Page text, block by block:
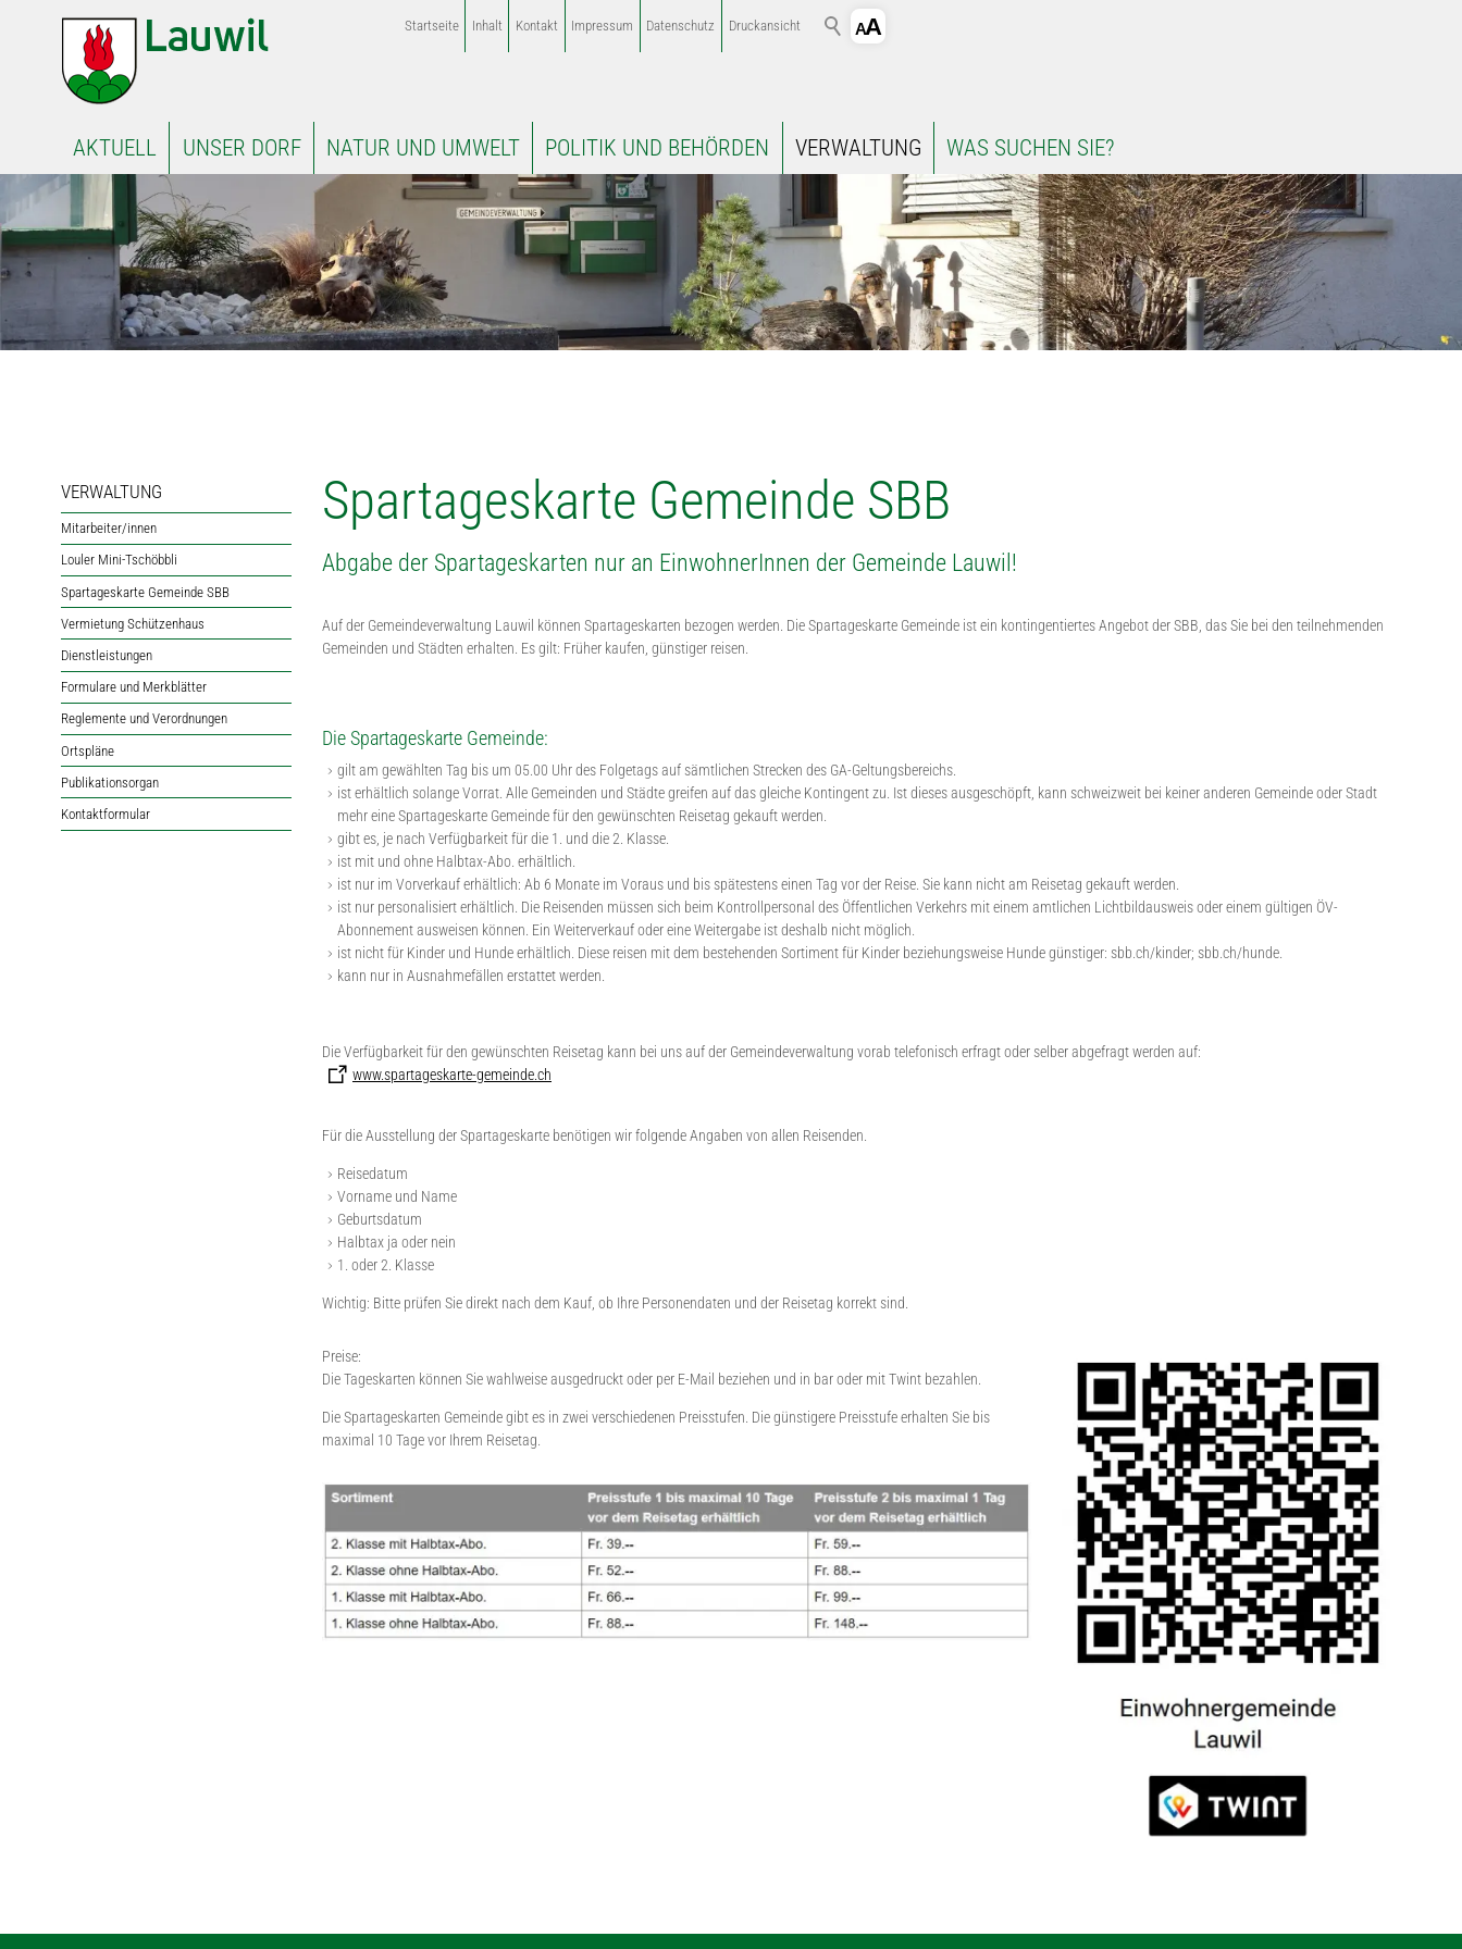
Startseite Inhalt Kontakt Impressum Datenschutz Druckansicht
AKTUELL UNSER DORF NATUR UND UMWELT POLITIK UND BEHÖRDEN VERWALTUNG WAS SUCHEN SIE?
VERWALTUNG
Mitarbeiter/innen
Louler Mini-Tschöbbli
Spartageskarte Gemeinde SBB
Vermietung Schützenhaus
Dienstleistungen
Formulare und Merkblätter
Reglemente und Verordnungen
Ortspläne
Publikationsorgan
Kontaktformular
Spartageskarte Gemeinde SBB
Abgabe der Spartageskarten nur an EinwohnerInnen der Gemeinde Lauwil!
Auf der Gemeindeverwaltung Lauwil können Spartageskarten bezogen werden. Die Spartageskarte Gemeinde ist ein kontingentiertes Angebot der SBB, das Sie bei den teilnehmenden
Gemeinden und Städten erhalten. Es gilt: Früher kaufen, günstiger reisen.
Die Spartageskarte Gemeinde:
gilt am gewählten Tag bis um 05.00 Uhr des Folgetags auf sämtlichen Strecken des GA-Geltungsbereichs.
ist erhältlich solange Vorrat. Alle Gemeinden und Städte greifen auf das gleiche Kontingent zu. Ist dieses ausgeschöpft, kann schweizweit bei keiner anderen Gemeinde oder Stadt
mehr eine Spartageskarte Gemeinde für den gewünschten Reisetag gekauft werden.
gibt es, je nach Verfügbarkeit für die 1. und die 2. Klasse.
ist mit und ohne Halbtax-Abo. erhältlich.
ist nur im Vorverkauf erhältlich: Ab 6 Monate im Voraus und bis spätestens einen Tag vor der Reise. Sie kann nicht am Reisetag gekauft werden.
ist nur personalisiert erhältlich. Die Reisenden müssen sich beim Kontrollpersonal des Öffentlichen Verkehrs mit einem amtlichen Lichtbildausweis oder einem gültigen ÖV-
Abonnement ausweisen können. Ein Weiterverkauf oder eine Weitergabe ist deshalb nicht möglich.
ist nicht für Kinder und Hunde erhältlich. Diese reisen mit dem bestehenden Sortiment für Kinder beziehungsweise Hunde günstiger: sbb.ch/kinder; sbb.ch/hunde.
kann nur in Ausnahmefällen erstattet werden.
Die Verfügbarkeit für den gewünschten Reisetag kann bei uns auf der Gemeindeverwaltung vorab telefonisch erfragt oder selber abgefragt werden auf:
www.spartageskarte-gemeinde.ch
Für die Ausstellung der Spartageskarte benötigen wir folgende Angaben von allen Reisenden.
Reisedatum
Vorname und Name
Geburtsdatum
Halbtax ja oder nein
1. oder 2. Klasse
Wichtig: Bitte prüfen Sie direkt nach dem Kauf, ob Ihre Personendaten und der Reisetag korrekt sind.
Preise:
Die Tageskarten können Sie wahlweise ausgedruckt oder per E-Mail beziehen und in bar oder mit Twint bezahlen.
Die Spartageskarten Gemeinde gibt es in zwei verschiedenen Preisstufen. Die günstigere Preisstufe erhalten Sie bis
maximal 10 Tage vor Ihrem Reisetag.